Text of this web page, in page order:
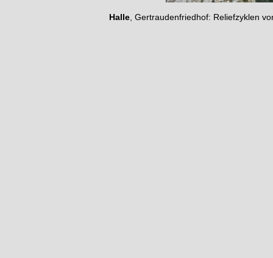
Halle, Gertraudenfriedhof: Reliefzyklen